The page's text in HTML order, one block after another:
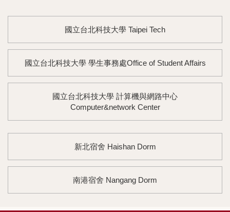
國立台北科技大學 Taipei Tech
國立台北科技大學 學生事務處Office of Student Affairs
國立台北科技大學 計算機與網路中心
Computer&network Center
新北宿舍 Haishan Dorm
南港宿舍 Nangang Dorm